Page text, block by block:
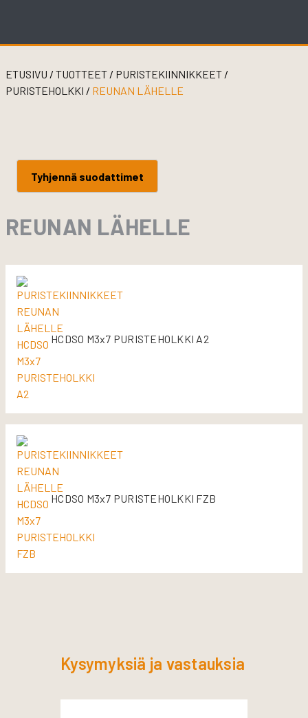
ETUSIVU / TUOTTEET / PURISTEKIINNIKKEET /
PURISTEHOLKKI / REUNAN LÄHELLE
Tyhjennä suodattimet
REUNAN LÄHELLE
HCDSO M3x7 PURISTEHOLKKI A2
HCDSO M3x7 PURISTEHOLKKI FZB
Kysymyksiä ja vastauksia